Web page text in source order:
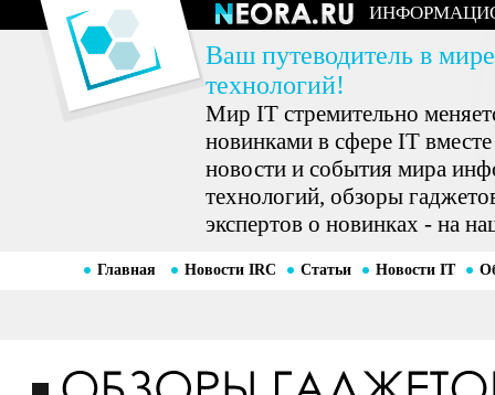
Ваш путеводитель в
технологий!
Мир IT стремительно
новинками в сфере IT
новости и события мира
технологий, обзоры
экспертов о новинках - на
Главная Новости IRC Статьи Новости IT